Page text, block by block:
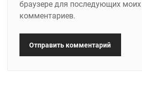
браузере для последующих моих
комментариев.